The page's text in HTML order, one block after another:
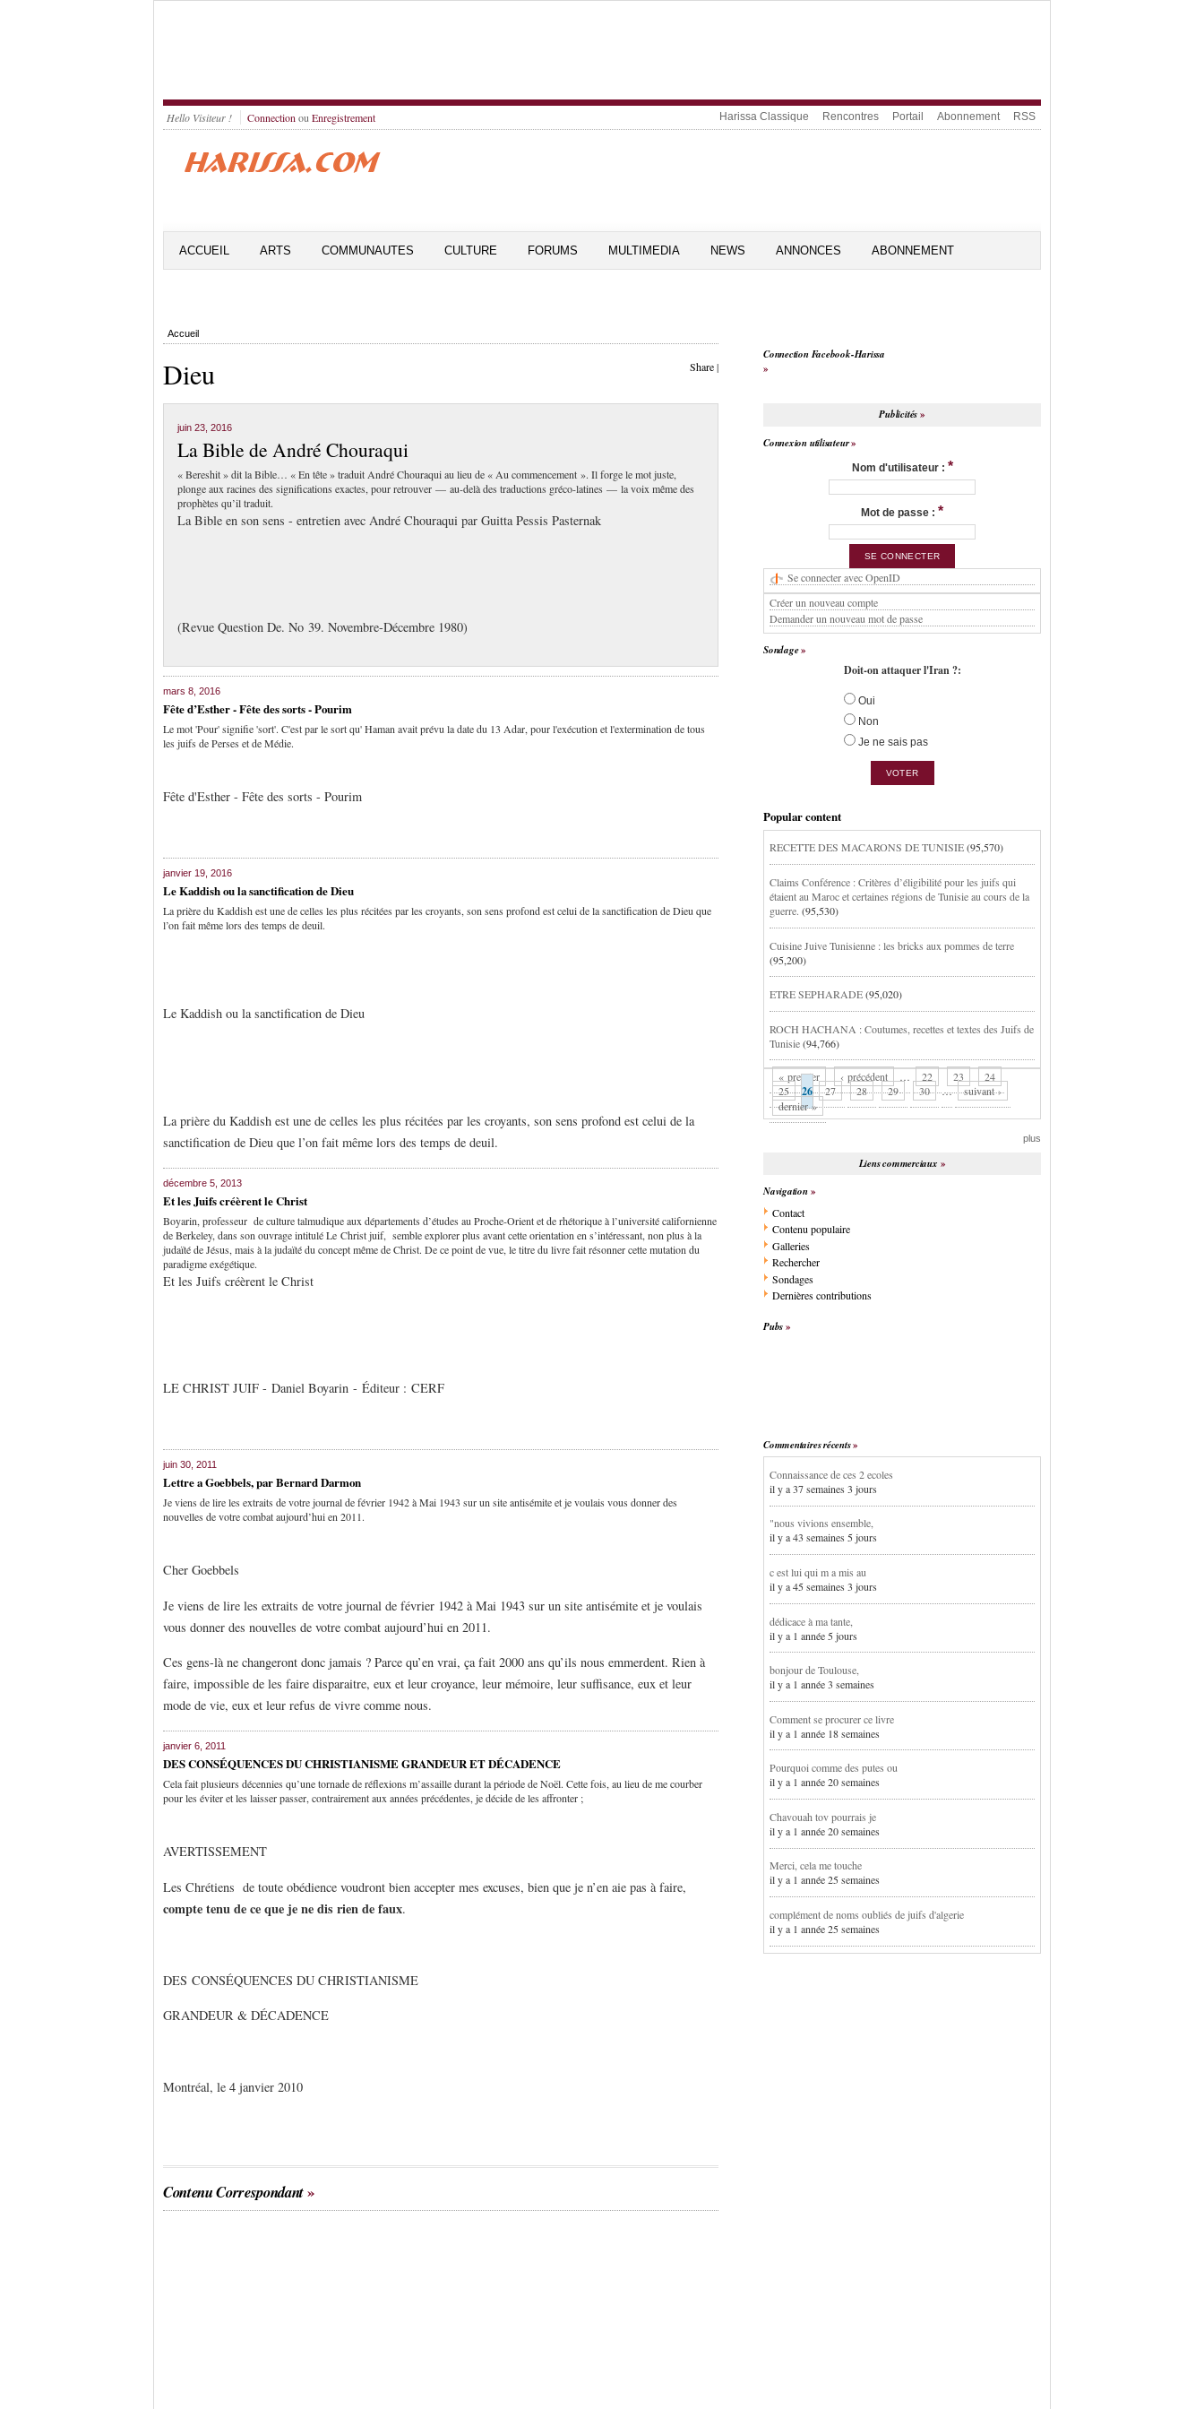
Hello Visiteur ! Connection ou Enregistrement Harissa Classique Rencontres Portail Abonnement RSS
ACCUEIL ARTS COMMUNAUTES CULTURE FORUMS MULTIMEDIA NEWS ANNONCES ABONNEMENT
Accueil
Share|
Dieu
juin 23, 2016
La Bible de André Chouraqui
« Bereshit » dit la Bible… « En tête » traduit André Chouraqui au lieu de « Au commencement ». Il forge le mot juste,
plonge aux racines des significations exactes, pour retrouver — au-delà des traductions gréco-latines — la voix même des
prophètes qu’il traduit.
La Bible en son sens - entretien avec André Chouraqui par Guitta Pessis Pasternak
(Revue Question De. No 39. Novembre-Décembre 1980)
mars 8, 2016
Fête d’Esther - Fête des sorts - Pourim
Le mot 'Pour' signifie 'sort'. C'est par le sort qu' Haman avait prévu la date du 13 Adar, pour l'exécution et l'extermination de tous
les juifs de Perses et de Médie.
Fête d'Esther - Fête des sorts - Pourim
janvier 19, 2016
Le Kaddish ou la sanctification de Dieu
La prière du Kaddish est une de celles les plus récitées par les croyants, son sens profond est celui de la sanctification de Dieu que
l’on fait même lors des temps de deuil.
Le Kaddish ou la sanctification de Dieu
La prière du Kaddish est une de celles les plus récitées par les croyants, son sens profond est celui de la
sanctification de Dieu que l’on fait même lors des temps de deuil.
décembre 5, 2013
Et les Juifs créèrent le Christ
Boyarin, professeur de culture talmudique aux départements d’études au Proche-Orient et de rhétorique à l’université californienne
de Berkeley, dans son ouvrage intitulé Le Christ juif, semble explorer plus avant cette orientation en s’intéressant, non plus à la
judaïté de Jésus, mais à la judaïté du concept même de Christ. De ce point de vue, le titre du livre fait résonner cette mutation du
paradigme exégétique.
Et les Juifs créèrent le Christ
LE CHRIST JUIF - Daniel Boyarin - Éditeur : CERF
juin 30, 2011
Lettre a Goebbels, par Bernard Darmon
Je viens de lire les extraits de votre journal de février 1942 à Mai 1943 sur un site antisémite et je voulais vous donner des
nouvelles de votre combat aujourd’hui en 2011.
Cher Goebbels
Je viens de lire les extraits de votre journal de février 1942 à Mai 1943 sur un site antisémite et je voulais
vous donner des nouvelles de votre combat aujourd’hui en 2011.
Ces gens-là ne changeront donc jamais ? Parce qu’en vrai, ça fait 2000 ans qu’ils nous emmerdent. Rien à
faire, impossible de les faire disparaitre, eux et leur croyance, leur mémoire, leur suffisance, eux et leur
mode de vie, eux et leur refus de vivre comme nous.
janvier 6, 2011
DES CONSÉQUENCES DU CHRISTIANISME GRANDEUR ET DÉCADENCE
Cela fait plusieurs décennies qu’une tornade de réflexions m’assaille durant la période de Noël. Cette fois, au lieu de me courber
pour les éviter et les laisser passer, contrairement aux années précédentes, je décide de les affronter ;
AVERTISSEMENT
Les Chrétiens de toute obédience voudront bien accepter mes excuses, bien que je n’en aie pas à faire,
compte tenu de ce que je ne dis rien de faux.
DES CONSÉQUENCES DU CHRISTIANISME
GRANDEUR & DÉCADENCE
Montréal, le 4 janvier 2010
Contenu Correspondant
Connection Facebook-Harissa
Publicités
Connexion utilisateur
Nom d'utilisateur : *
Mot de passe : *
Se connecter avec OpenID
Créer un nouveau compte
Demander un nouveau mot de passe
Sondage
Doit-on attaquer l'Iran ?:
Oui
Non
Je ne sais pas
Popular content
RECETTE DES MACARONS DE TUNISIE(95,570)
Claims Conférence : Critères d’éligibilité pour les juifs qui
étaient au Maroc et certaines régions de Tunisie au cours de la
guerre. (95,530)
Cuisine Juive Tunisienne : les bricks aux pommes de terre
(95,200)
ETRE SEPHARADE(95,020)
ROCH HACHANA : Coutumes, recettes et textes des Juifs de
Tunisie(94,766)
« premier ‹ précédent … 22 23
24
25
26 27 28 29 30 …
suivant ›
dernier »
plus
Liens commerciaux
Navigation
Contact
Contenu populaire
Galleries
Rechercher
Sondages
Dernières contributions
Pubs
Commentaires récents
Connaissance de ces 2 ecoles
il y a 37 semaines 3 jours
"nous vivions ensemble,
il y a 43 semaines 5 jours
c est lui qui m a mis au
il y a 45 semaines 3 jours
dédicace à ma tante,
il y a 1 année 5 jours
bonjour de Toulouse,
il y a 1 année 3 semaines
Comment se procurer ce livre
il y a 1 année 18 semaines
Pourquoi comme des putes ou
il y a 1 année 20 semaines
Chavouah tov pourrais je
il y a 1 année 20 semaines
Merci, cela me touche
il y a 1 année 25 semaines
complément de noms oubliés de juifs d'algerie
il y a 1 année 25 semaines